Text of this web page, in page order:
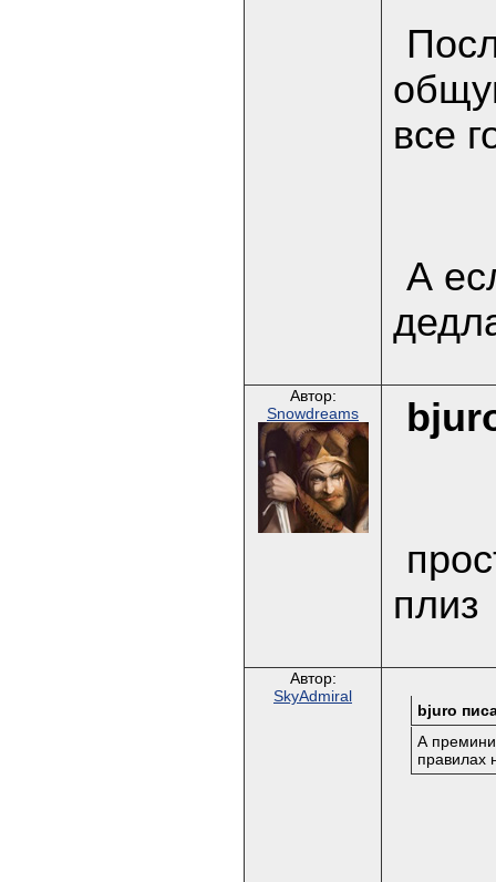
все
А
Автор:
Snowdreams
плиз
Автор:
SkyAdmiral
bjuro
А
правилах